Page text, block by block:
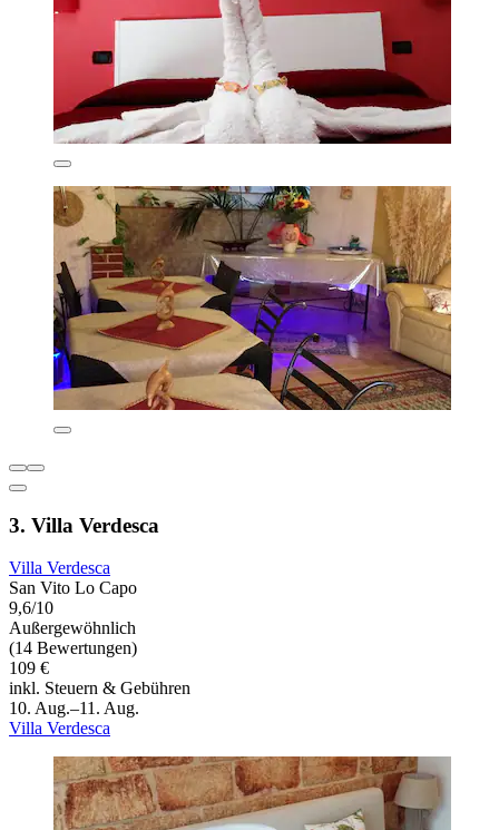
3. Villa Verdesca
Villa Verdesca
San Vito Lo Capo
9,6/10
Außergewöhnlich
(14 Bewertungen)
109 €
inkl. Steuern & Gebühren
10. Aug.–11. Aug.
Villa Verdesca